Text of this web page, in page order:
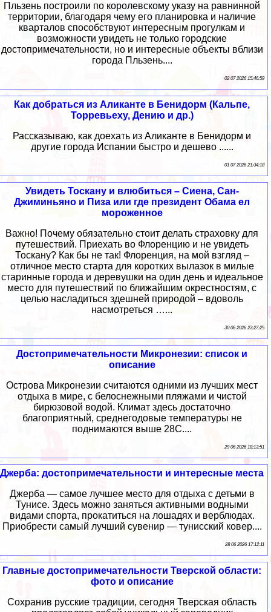
Пльзень построили по королевскому указу на равнинной
территории, благодаря чему его планировка и наличие
кварталов способствуют интересным прогулкам и
возможности увидеть не только городские
достопримечательности, но и интересные объекты вблизи
города Пльзень....
02 07 2026 15:46:59
Как добраться из Аликанте в Бенидорм (Кальпе,
Торревьеху, Дению и др.)
Рассказываю, как доехать из Аликанте в Бенидорм и
другие города Испании быстро и дешево ......
01 07 2026 21:34:18
Увидеть Тоскану и влюбиться – Сиена, Сан-
Джиминьяно и Пиза или где президент Обама ел
мороженное
Важно! Почему обязательно стоит делать страховку для
путешествий. Приехать во Флоренцию и не увидеть
Тоскану? Как бы не так! Флоренция, на мой взгляд –
отличное место старта для коротких вылазок в милые
старинные города и деревушки на один день и идеальное
место для путешествий по ближайшим окрестностям, с
целью насладиться здешней природой – вдоволь
насмотреться …...
30 06 2026 23:27:25
Достопримечательности Микронезии: список и
описание
Острова Микронезии считаются одними из лучших мест
отдыха в мире, с белоснежными пляжами и чистой
бирюзовой водой. Климат здесь достаточно
благоприятный, среднегодовые температуры не
поднимаются выше 28C....
29 06 2026 18:13:51
Джерба: достопримечательности и интересные места
Джерба — самое лучшее место для отдыха с детьми в
Тунисе. Здесь можно заняться активными водными
видами спорта, прокатиться на лошадях и верблюдах.
Приобрести самый лучший сувенир — тунисский ковер....
28 06 2026 17:12:11
Главные достопримечательности Тверской области:
фото и описание
Сохранив русские традиции, сегодня Тверская область